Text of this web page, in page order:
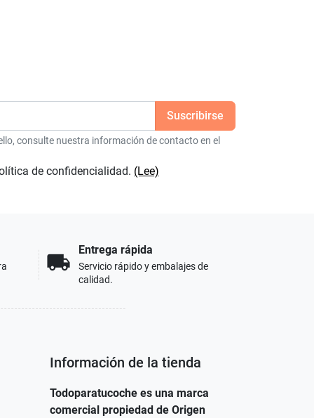
consulte nuestra información de contacto en el
de confidencialidad. (Lee)
local_shipping
Entrega rápida
Servicio rápido y embalajes de
calidad.
Información de la tienda
Todoparatucoche es una marca
comercial propiedad de Origen